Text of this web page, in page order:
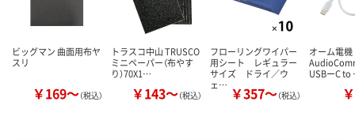
ビッグマン 曲面用布ヤ
スリ
￥169～（税込）
トラスコ中山 TRUSCO
ミニペーパー（布やす
り）70X1…
￥143～（税込）
フローリングワイパー
用シート レギュラー
サイズ ドライ／ウ
ェ… ￥357～（税込）
オーム電機
USBーC